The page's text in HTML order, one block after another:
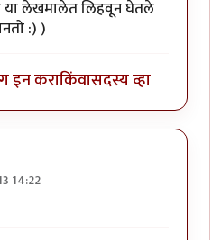
या लेखमालेत लिहवून घेतले
:) )
इन कराकिंवासदस्य व्हा
14:22
समारोप पैसाताई.